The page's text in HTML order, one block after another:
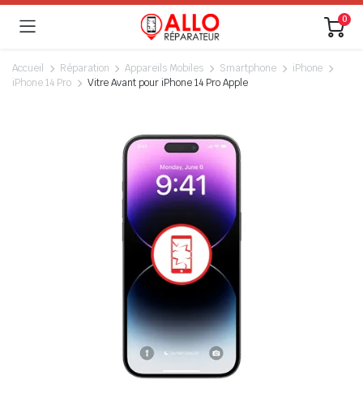
0
Accueil Réparation Appareils Mobiles Smartphone
iPhone
iPhone 14 Pro
Vitre Avant pour iPhone 14 Pro Apple